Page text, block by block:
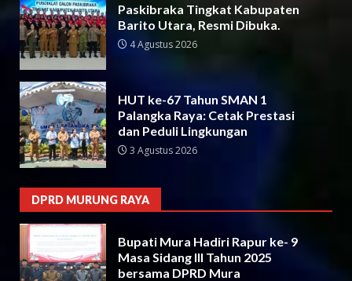
Paskibraka Tingkat Kabupaten
Barito Utara, Resmi Dibuka.
4 Agustus 2026
HUT ke-67 Tahun SMAN 1
Palangka Raya: Cetak Prestasi
dan Peduli Lingkungan
3 Agustus 2026
DPRD MURUNG RAYA
Bupati Mura Hadiri Rapur ke- 9
Masa Sidang III Tahun 2025
bersama DPRD Mura